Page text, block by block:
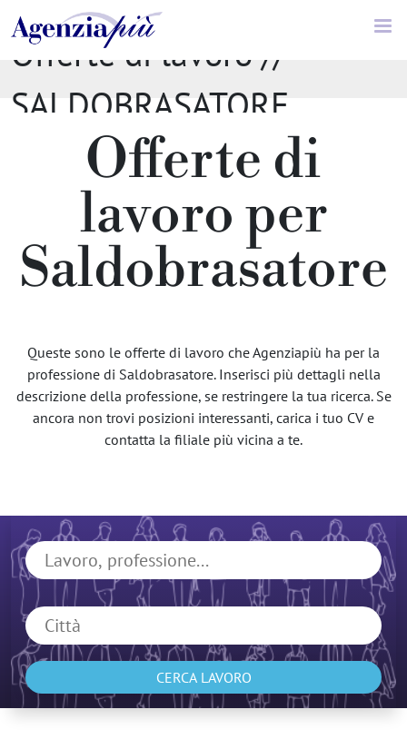
Offerte di lavoro //
SALDOBRASATORE
Offerte di
lavoro per
Saldobrasatore
Queste sono le offerte di lavoro che Agenziapiù ha per la
professione di Saldobrasatore. Inserisci più dettagli nella
descrizione della professione, se restringere la tua ricerca. Se
ancora non trovi posizioni interessanti, carica i tuo CV e
contatta la filiale più vicina a te.
CERCA LAVORO